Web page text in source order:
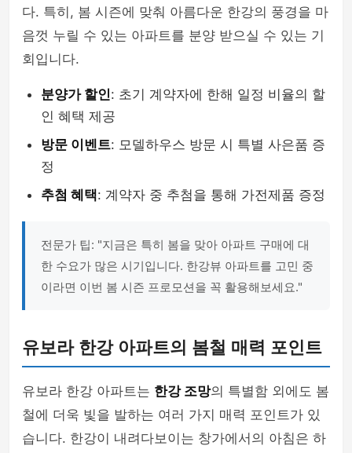
다. 특히, 봄 시즌에 맞춰 아름다운 한강의 풍경을 마
음껏 누릴 수 있는 아파트를 분양 받으실 수 있는 기
회입니다.
분양가 할인: 초기 계약자에 한해 일정 비율의 할
인 혜택 제공
방문 이벤트: 모델하우스 방문 시 특별 사은품 증
정
추첨 혜택: 계약자 중 추첨을 통해 가전제품 증정
전문가 팁: "지금은 특히 봄을 맞아 아파트 구매에 대
한 수요가 많은 시기입니다. 한강뷰 아파트를 고민 중
이라면 이번 봄 시즌 프로모션을 꼭 활용해보세요."
유보라 한강 아파트의 봄철 매력 포인트
유보라 한강 아파트는 한강 조망의 특별함 외에도 봄
철에 더욱 빛을 발하는 여러 가지 매력 포인트가 있
습니다. 한강이 내려다보이는 창가에서의 아침은 하